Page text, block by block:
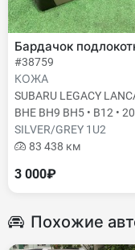
Бардачок
#38759
КОЖА
SUBARU LEGACY
BHE BH9 BH5 • B12 •
SILVER/GREY 1U2
83 438 км
3 000₽
Похожие